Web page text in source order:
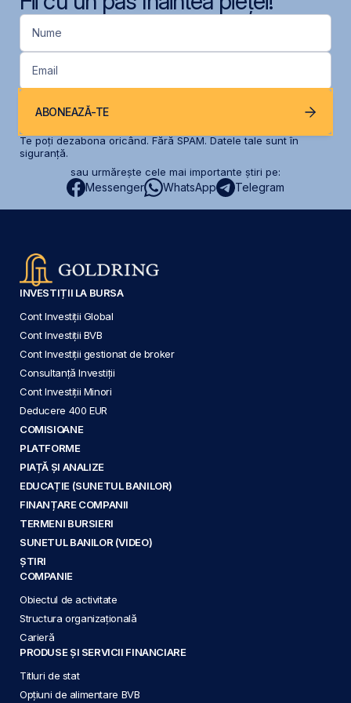
Nume
Email
ABONEAZĂ-TE
Te poți dezabona oricând. Fără SPAM. Datele tale sunt în
siguranță.
sau urmărește cele mai importante știri pe:
Messenger WhatsApp Telegram
INVESTIȚII LA BURSA
Cont Investiții Global
Cont Investiții BVB
Cont Investiții gestionat de broker
Consultanță Investiții
Cont Investiții Minori
Deducere 400 EUR
COMISIOANE
PLATFORME
PIAȚĂ ȘI ANALIZE
EDUCAȚIE (SUNETUL BANILOR)
FINANȚARE COMPANII
TERMENI BURSIERI
SUNETUL BANILOR (VIDEO)
ȘTIRI
COMPANIE
Obiectul de activitate
Structura organizațională
Carieră
PRODUSE ȘI SERVICII FINANCIARE
Titluri de stat
Opțiuni de alimentare BVB